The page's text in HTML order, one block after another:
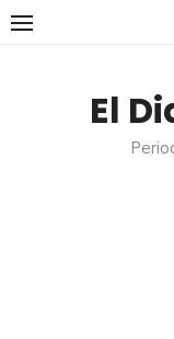
Saltar
El